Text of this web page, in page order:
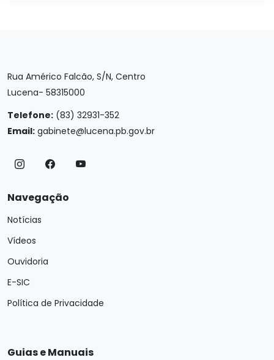
Rua Américo Falcão, S/N, Centro
Lucena- 58315000
Telefone: (83) 32931-352
Email: gabinete@lucena.pb.gov.br
Navegação
Notícias
Vídeos
Ouvidoria
E-SIC
Política de Privacidade
Guias e Manuais